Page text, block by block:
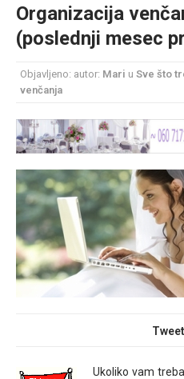
mesec još lepšim
Poklon koji će
Organizacija
(poslednji mesec
Objavljeno: autor: Mari u Sve što
venčanja
Tweet
Ukoliko vam